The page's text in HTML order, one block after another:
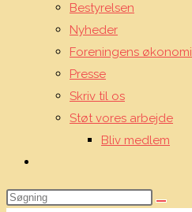
Bestyrelsen
Nyheder
Foreningens økonomi
Presse
Skriv til os
Støt vores arbejde
Bliv medlem
search